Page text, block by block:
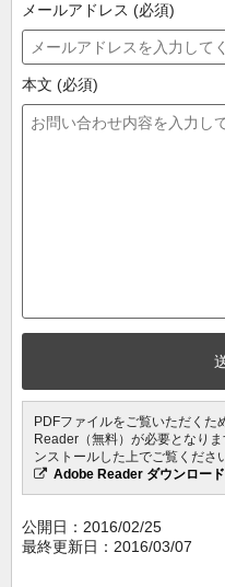
メールアドレス (必須)
本文 (必須)
PDFファイルをご覧いただく
Reader（無料）が必要となり
ンストールした上でご覧くださ
Adobe Reader ダウンロード
公開日： 2016/02/25
最終更新日：2016/03/07